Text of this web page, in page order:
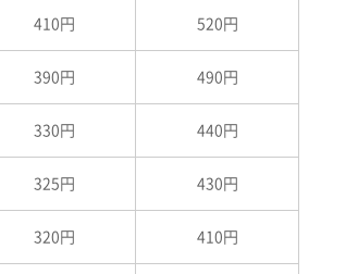
410円 520円
390円 490円
330円 440円
325円 430円
320円 410円